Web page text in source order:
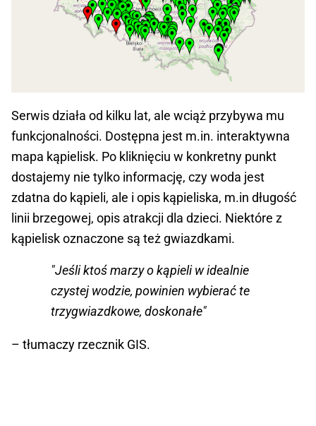
Serwis działa od kilku lat, ale wciąż przybywa mu
funkcjonalności. Dostępna jest m.in. interaktywna
mapa kąpielisk. Po kliknięciu w konkretny punkt
dostajemy nie tylko informację, czy woda jest
zdatna do kąpieli, ale i opis kąpieliska, m.in długość
linii brzegowej, opis atrakcji dla dzieci. Niektóre z
kąpielisk oznaczone są też gwiazdkami.
"Jeśli ktoś marzy o kąpieli w idealnie
czystej wodzie, powinien wybierać te
trzygwiazdkowe, doskonałe"
– tłumaczy rzecznik GIS.